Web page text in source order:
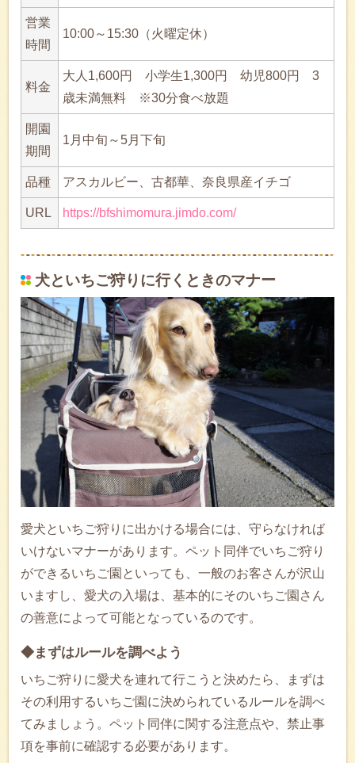
営業
時間
10:00～15:30（火曜定休）
料金
大人1,600円 小学生1,300円 幼児800円 3
歳未満無料 ※30分食べ放題
開園
期間
1月中旬～5月下旬
品種 アスカルビー、古都華、奈良県産イチゴ
URL https://bfshimomura.jimdo.com/
犬といちご狩りに行くときのマナー
愛犬といちご狩りに出かける場合には、守らなければ
いけないマナーがあります。ペット同伴でいちご狩り
ができるいちご園といっても、一般のお客さんが沢山
いますし、愛犬の入場は、基本的にそのいちご園さん
の善意によって可能となっているのです。
◆まずはルールを調べよう
いちご狩りに愛犬を連れて行こうと決めたら、まずは
その利用するいちご園に決められているルールを調べ
てみましょう。ペット同伴に関する注意点や、禁止事
項を事前に確認する必要があります。